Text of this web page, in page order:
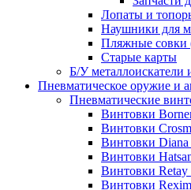
Лопаты и
Наушники для
Пляжные совки
Старые карты
Б/У металлоискатели
Пневматическое оружие и
Пневматические
Винтовки
Винтовки
Винтовки Diana
Винтовки
Винтовки Retay
Винтовки